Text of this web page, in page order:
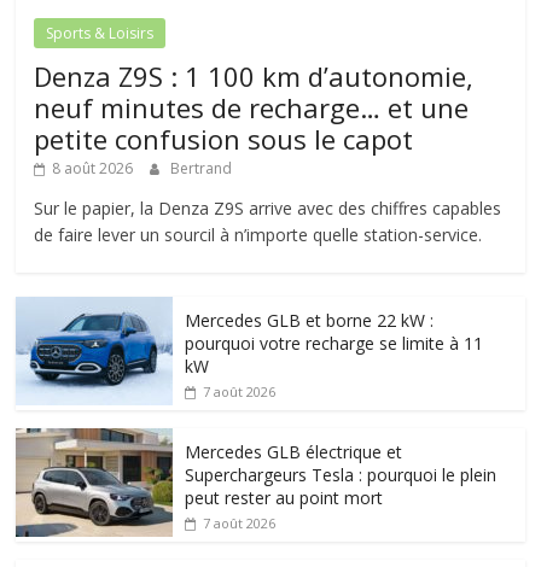
Sports & Loisirs
Denza Z9S : 1 100 km d’autonomie,
neuf minutes de recharge… et une
petite confusion sous le capot
8 août 2026 Bertrand
Sur le papier, la Denza Z9S arrive avec des chiffres capables
de faire lever un sourcil à n’importe quelle station-service.
Mercedes GLB et borne 22 kW :
pourquoi votre recharge se limite à 11
kW
7 août 2026
Mercedes GLB électrique et
Superchargeurs Tesla : pourquoi le plein
peut rester au point mort
7 août 2026